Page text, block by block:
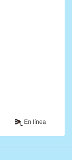
En línea